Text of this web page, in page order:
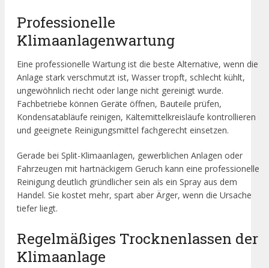
Professionelle
Klimaanlagenwartung
Eine professionelle Wartung ist die beste Alternative, wenn die
Anlage stark verschmutzt ist, Wasser tropft, schlecht kühlt,
ungewöhnlich riecht oder lange nicht gereinigt wurde.
Fachbetriebe können Geräte öffnen, Bauteile prüfen,
Kondensatabläufe reinigen, Kältemittelkreisläufe kontrollieren
und geeignete Reinigungsmittel fachgerecht einsetzen.
Gerade bei Split-Klimaanlagen, gewerblichen Anlagen oder
Fahrzeugen mit hartnäckigem Geruch kann eine professionelle
Reinigung deutlich gründlicher sein als ein Spray aus dem
Handel. Sie kostet mehr, spart aber Ärger, wenn die Ursache
tiefer liegt.
Regelmäßiges Trocknenlassen der
Klimaanlage